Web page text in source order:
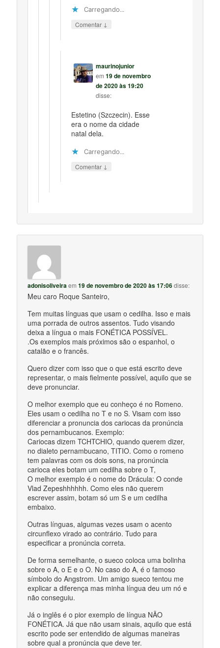
Carregando...
Comentar ↓
maurinojunior
em 19 de novembro
de 2020 às 19:20
disse:
Estetino (Szczecin). Esse
era o nome da cidade
natal dela.
Carregando...
Comentar ↓
adonisoliveiraem19 de novembro de 2020 às 17:06disse:
Meu caro Roque Santeiro,
Tem muitas línguas que usam o cedilha. Isso e mais
uma porrada de outros assentos. Tudo visando
deixa a língua o mais FONÉTICA POSSÍVEL.
.Os exemplos mais próximos são o espanhol, o
catalão e o francês.
Quero dizer com isso que o que está escrito deve
representar, o mais fielmente possível, aquilo que se
deve pronunciar.
O melhor exemplo que eu conheço é no Romeno.
Eles usam o cedilha no T e no S. Visam com isso
diferenciar a pronuncia dos cariocas da pronúncia
dos pernambucanos. Exemplo:
Cariocas dizem TCHTCHIO, quando querem dizer,
no dialeto pernambucano, TITIO. Como o romeno
tem palavras com os dois sons, na pronúncia
carioca eles botam um cedilha sobre o T,
O melhor exemplo é o nome do Drácula: O conde
Vlad Zepeshhhhhh. Como eles não querem
escrever assim, botam só um S e um cedilha
embaixo.
Outras línguas, algumas vezes usam o acento
circunflexo virado ao contrário. Tudo para
especificar a pronúncia correta.
De forma semelhante, o sueco coloca uma bolinha
sobre o A, o E e o O. No caso do A, é o famoso
símbolo do Angstrom. Um amigo sueco tentou me
explicar a diferença mas minha língua deu um nó e
não conseguiu.
Já o inglês é o pior exemplo de língua NÃO
FONÉTICA. Já que não usam sinais, aquilo que está
escrito pode ser entendido de algumas maneiras
sobre qual a pronúncia que deve ter.